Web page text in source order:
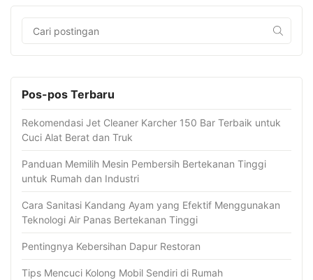
Pos-pos Terbaru
Rekomendasi Jet Cleaner Karcher 150 Bar Terbaik untuk
Cuci Alat Berat dan Truk
Panduan Memilih Mesin Pembersih Bertekanan Tinggi
untuk Rumah dan Industri
Cara Sanitasi Kandang Ayam yang Efektif Menggunakan
Teknologi Air Panas Bertekanan Tinggi
Pentingnya Kebersihan Dapur Restoran
Tips Mencuci Kolong Mobil Sendiri di Rumah